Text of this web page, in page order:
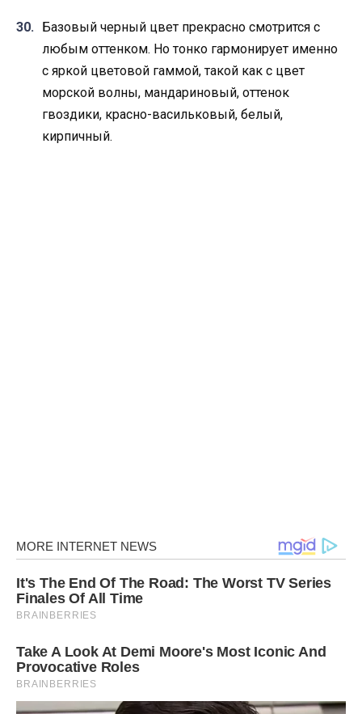
Базовый черный цвет прекрасно смотрится с
любым оттенком. Но тонко гармонирует именно
с яркой цветовой гаммой, такой как с цвет
морской волны, мандариновый, оттенок
гвоздики, красно-васильковый, белый,
кирпичный.